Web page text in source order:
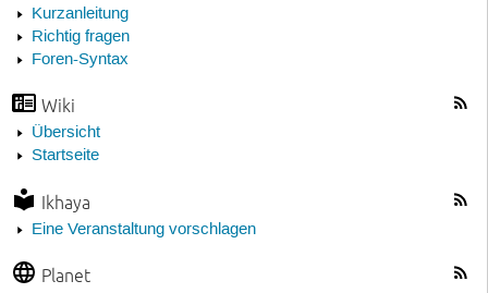
Kurzanleitung
Richtig fragen
Foren-Syntax
Wiki
Übersicht
Startseite
Ikhaya
Eine Veranstaltung vorschlagen
Planet